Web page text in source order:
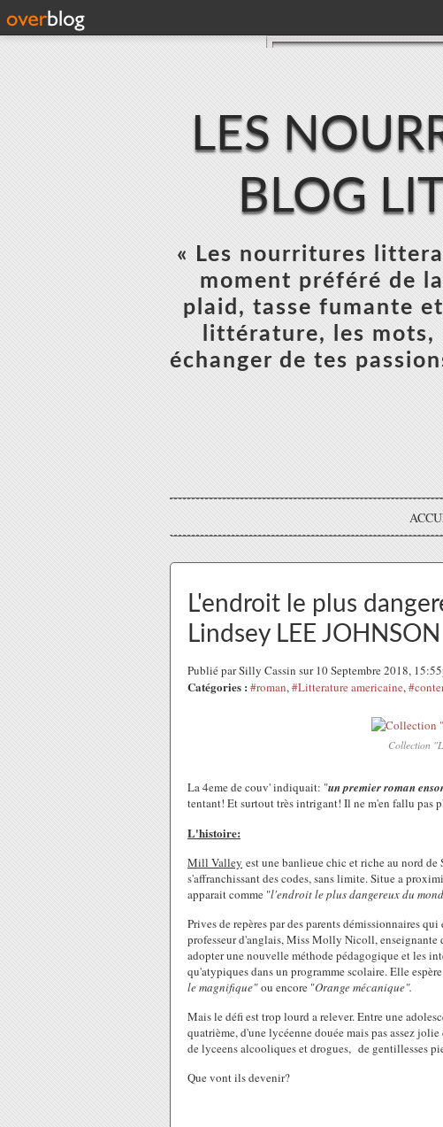
LES
BLOG
« Les nourritures
moment préféré de
plaid, tasse fumante
littérature, les
échanger de tes
L'endroit le plus
Lindsey LEE JOHNSON
Publié par Silly Cassin sur 10 Septembre 2018,
Catégories : #roman,#Litterature americaine,
Collection
La 4eme de couv' indiquait: "un premier roman
tentant! Et surtout très intrigant! Il ne m'en fallu pas
L'histoire:
Mill Valley est une banlieue chic et riche au nord de
s'affranchissant des codes, sans limite. Situe a
apparait comme "l'endroit le plus dangereux du
Prives de repères par des parents démissionnaires
professeur d'anglais, Miss Molly Nicoll, enseignante
adopter une nouvelle méthode pédagogique et les
qu'atypiques dans un programme scolaire. Elle
le magnifique"ou encore "Orange mécanique".
Mais le défi est trop lourd a relever. Entre une
quatrième, d'une lycéenne douée mais pas assez
de lyceens alcooliques et drogues, de gentillesses
Que vont ils devenir?